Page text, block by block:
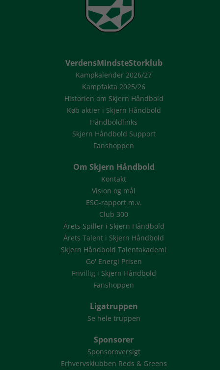
VerdensMindsteStorklub
Kampkalender 2026/27
Kampfakta 2025/26
Historien om Skjern Håndbold
Køb aktier i Skjern Håndbold
Håndboldlinks
Skjern Håndbold Support
Fanshoppen
Om Skjern Håndbold
Kontakt
Vision og mål
ESG-rapport m.v.
Club 300
Årets Spiller i Skjern Håndbold
Årets Talent i Skjern Håndbold
Skjern Håndbold Talentakademi
Go' Energi Prisen
Frivillig i Skjern Håndbold
Fanshoppen
Ligatruppen
Se hele truppen
Sponsorer
Sponsoroversigt
Erhvervsklubben Reds & Greens